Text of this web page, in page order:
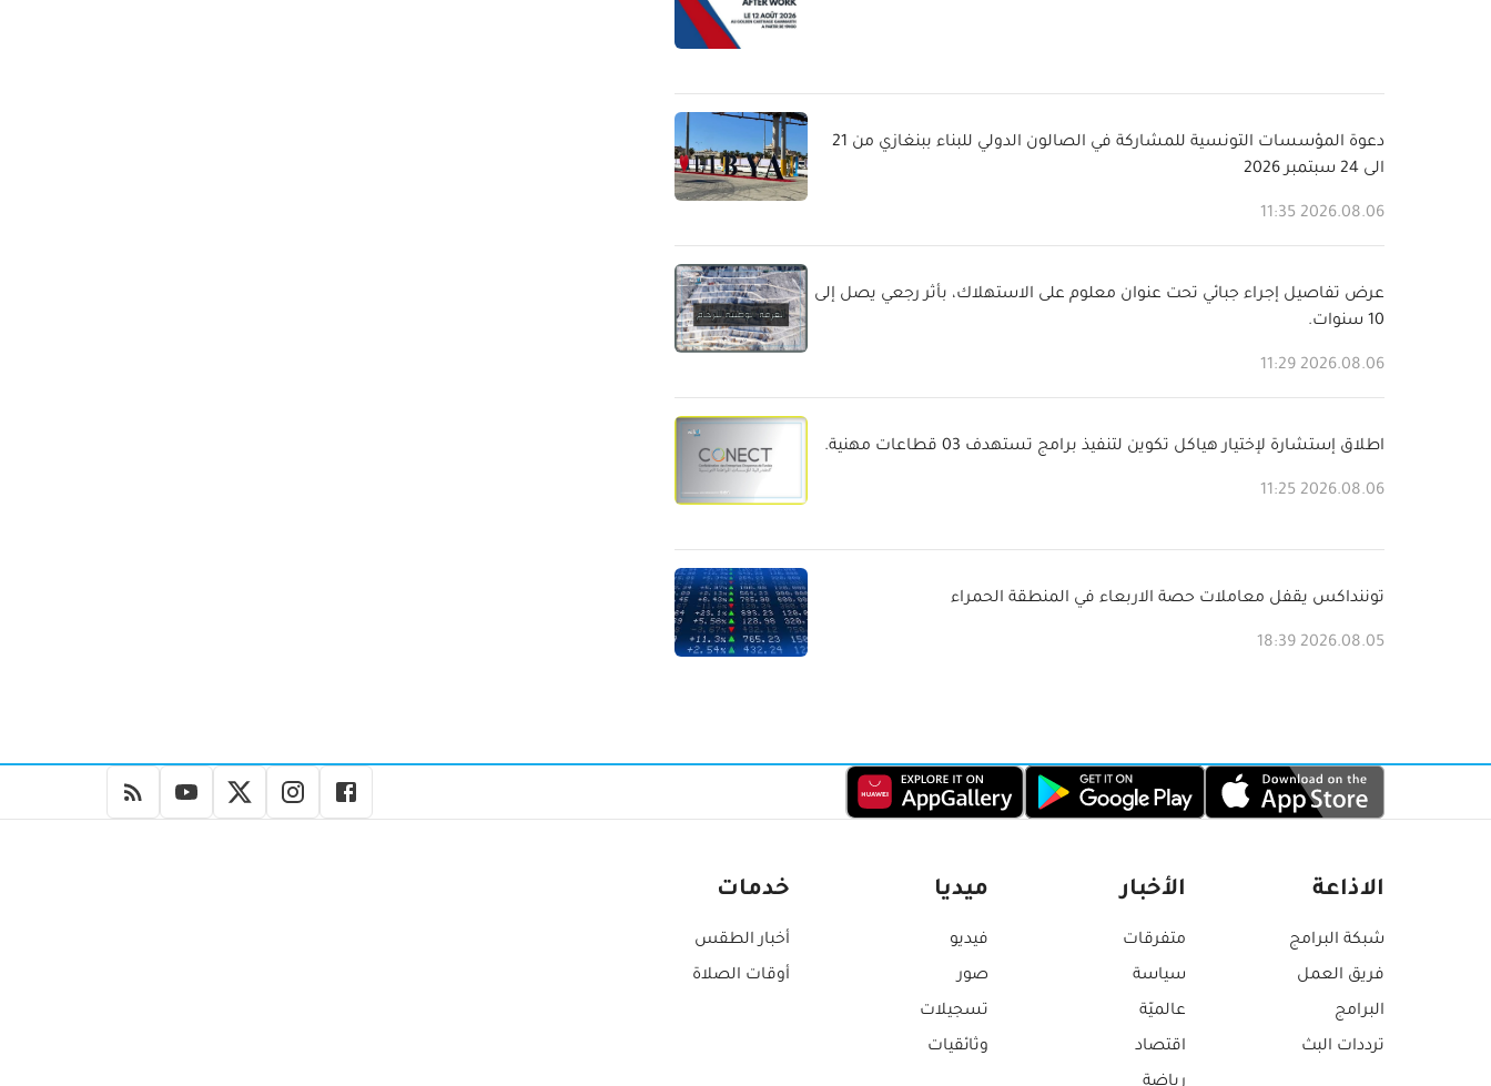
دعوة المؤسسات التونسية للمشاركة في الصالون الدولي للبناء ببنغازي من 21
الى 24 سبتمبر 2026
2026.08.06 11:35
عرض تفاصيل إجراء جبائي تحت عنوان معلوم على الاستهلاك، بأثر رجعي يصل إلى
10 سنوات.
2026.08.06 11:29
اطلاق إستشارة لإختيار هياكل تكوين لتنفيذ برامج تستهدف 03 قطاعات مهنية.
2026.08.06 11:25
توننداكس يقفل معاملات حصة الاربعاء في المنطقة الحمراء
2026.08.05 18:39
الاذاعة
شبكة البرامج
فريق العمل
البرامج
ترددات البث
الأخبار
متفرقات
سياسة
عالميّة
اقتصاد
ميديا
فيديو
صور
تسجيلات
وثائقيات
خدمات
أخبار الطقس
أوقات الصلاة